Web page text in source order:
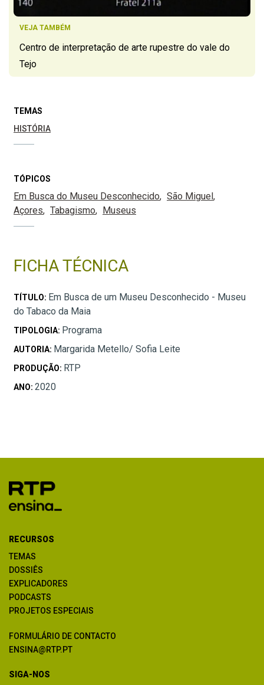
VEJA TAMBÉM
Centro de interpretação de arte rupestre do vale do
Tejo
TEMAS
HISTÓRIA
TÓPICOS
Em Busca do Museu Desconhecido
São Miguel
Açores
Tabagismo Museus
FICHA TÉCNICA
TÍTULO: Em Busca de um Museu Desconhecido - Museu
do Tabaco da Maia
TIPOLOGIA: Programa
AUTORIA: Margarida Metello/ Sofia Leite
PRODUÇÃO: RTP
ANO: 2020
RECURSOS
TEMAS
DOSSIÊS
EXPLICADORES
PODCASTS
PROJETOS ESPECIAIS
FORMULÁRIO DE CONTACTO
ENSINA@RTP.PT
SIGA-NOS